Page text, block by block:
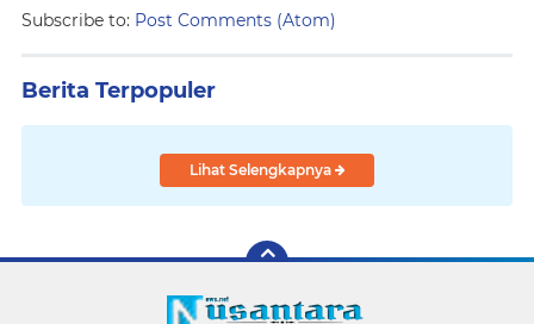
Subscribe to: Post Comments (Atom)
Berita Terpopuler
Lihat Selengkapnya